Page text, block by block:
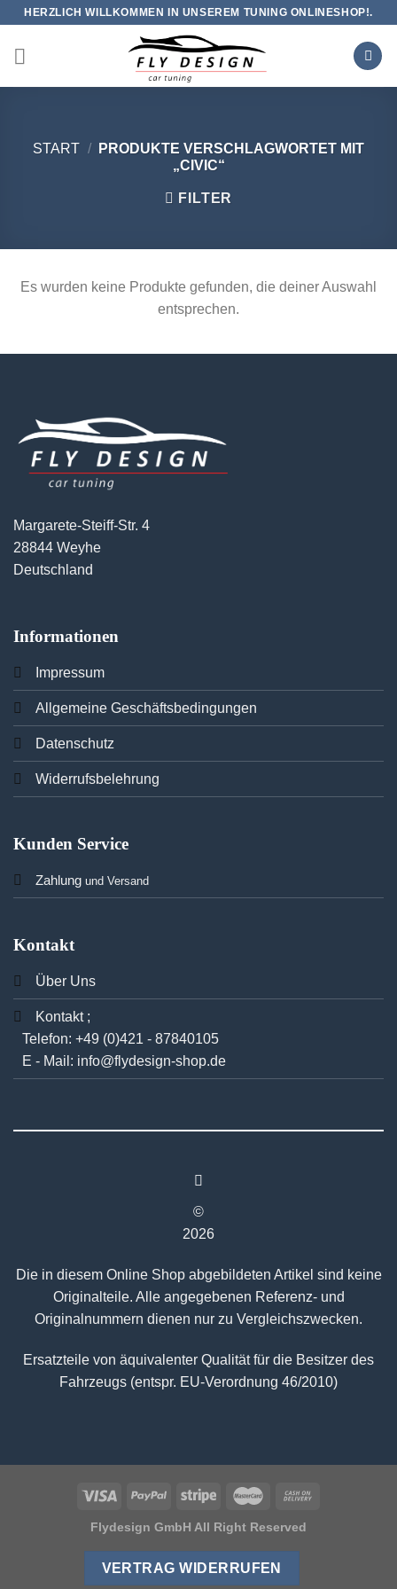
Zum
springen
HERZLICH WILLKOMMEN IN UNSEREM TUNING ONLINESHOP!.
START /
PRODUKTE VERSCHLAGWORTET MIT
„CIVIC“
FILTER
Es wurden keine Produkte gefunden, die deiner Auswahl
entsprechen.
Margarete-Steiff-Str. 4
28844 Weyhe
Deutschland
Informationen
Impressum
Allgemeine Geschäftsbedingungen
Datenschutz
Widerrufsbelehrung
Kunden Service
Zahlungund Versand
Kontakt
Über Uns
Kontakt ;
Telefon: +49 (0)421 - 87840105
E - Mail: info@flydesign-shop.de
©
2026
Die in diesem Online Shop abgebildeten Artikel sind keine
Originalteile. Alle angegebenen Referenz- und
Originalnummern dienen nur zu Vergleichszwecken.
Ersatzteile von äquivalenter Qualität für die Besitzer des
Fahrzeugs (entspr. EU-Verordnung 46/2010)
Flydesign GmbH All Right Reserved
VERTRAG WIDERRUFEN